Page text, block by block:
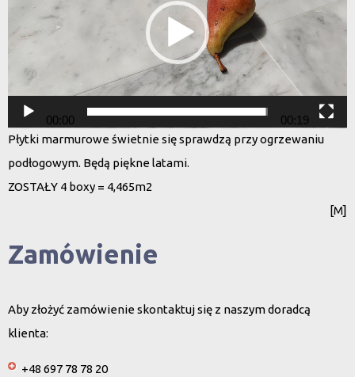
00:00
00:19
Płytki marmurowe świetnie się sprawdzą przy ogrzewaniu
podłogowym. Będą piękne latami.
ZOSTAŁY 4 boxy = 4,465m2
[M]
Zamówienie
Aby złożyć zamówienie skontaktuj się z naszym doradcą
klienta:
+48 697 78 78 20